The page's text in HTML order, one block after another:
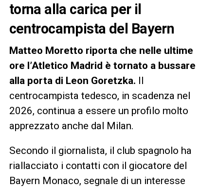
torna alla carica per il
centrocampista del Bayern
Matteo Moretto riporta che nelle ultime
ore l’Atletico Madrid è tornato a bussare
alla porta di Leon Goretzka. Il
centrocampista tedesco, in scadenza nel
2026, continua a essere un profilo molto
apprezzato anche dal Milan.
Secondo il giornalista, il club spagnolo ha
riallacciato i contatti con il giocatore del
Bayern Monaco, segnale di un interesse